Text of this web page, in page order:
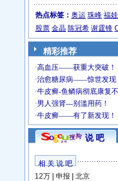
热点标签： 奥运 珠峰 福娃
股票 金晶 陈冠希 谢霆锋
精彩推荐
说 吧
相 关 说 吧
12万| 申报 北京